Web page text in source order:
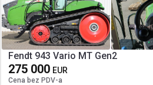
Fendt 943 Vario MT Gen2
275 000 EUR
Cena bez PDV-a